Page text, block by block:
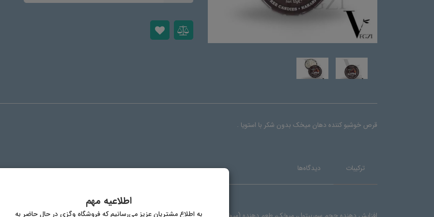
قرص خوشبو کننده دهان میخک بدون شکر با استویا .
ترکیبات دیدگاه‌ها
اطلاعیه مهم
به اطلاع مشتریان عزیز می‌رسانیم که فروشگاه وگزی در حال حاضر به